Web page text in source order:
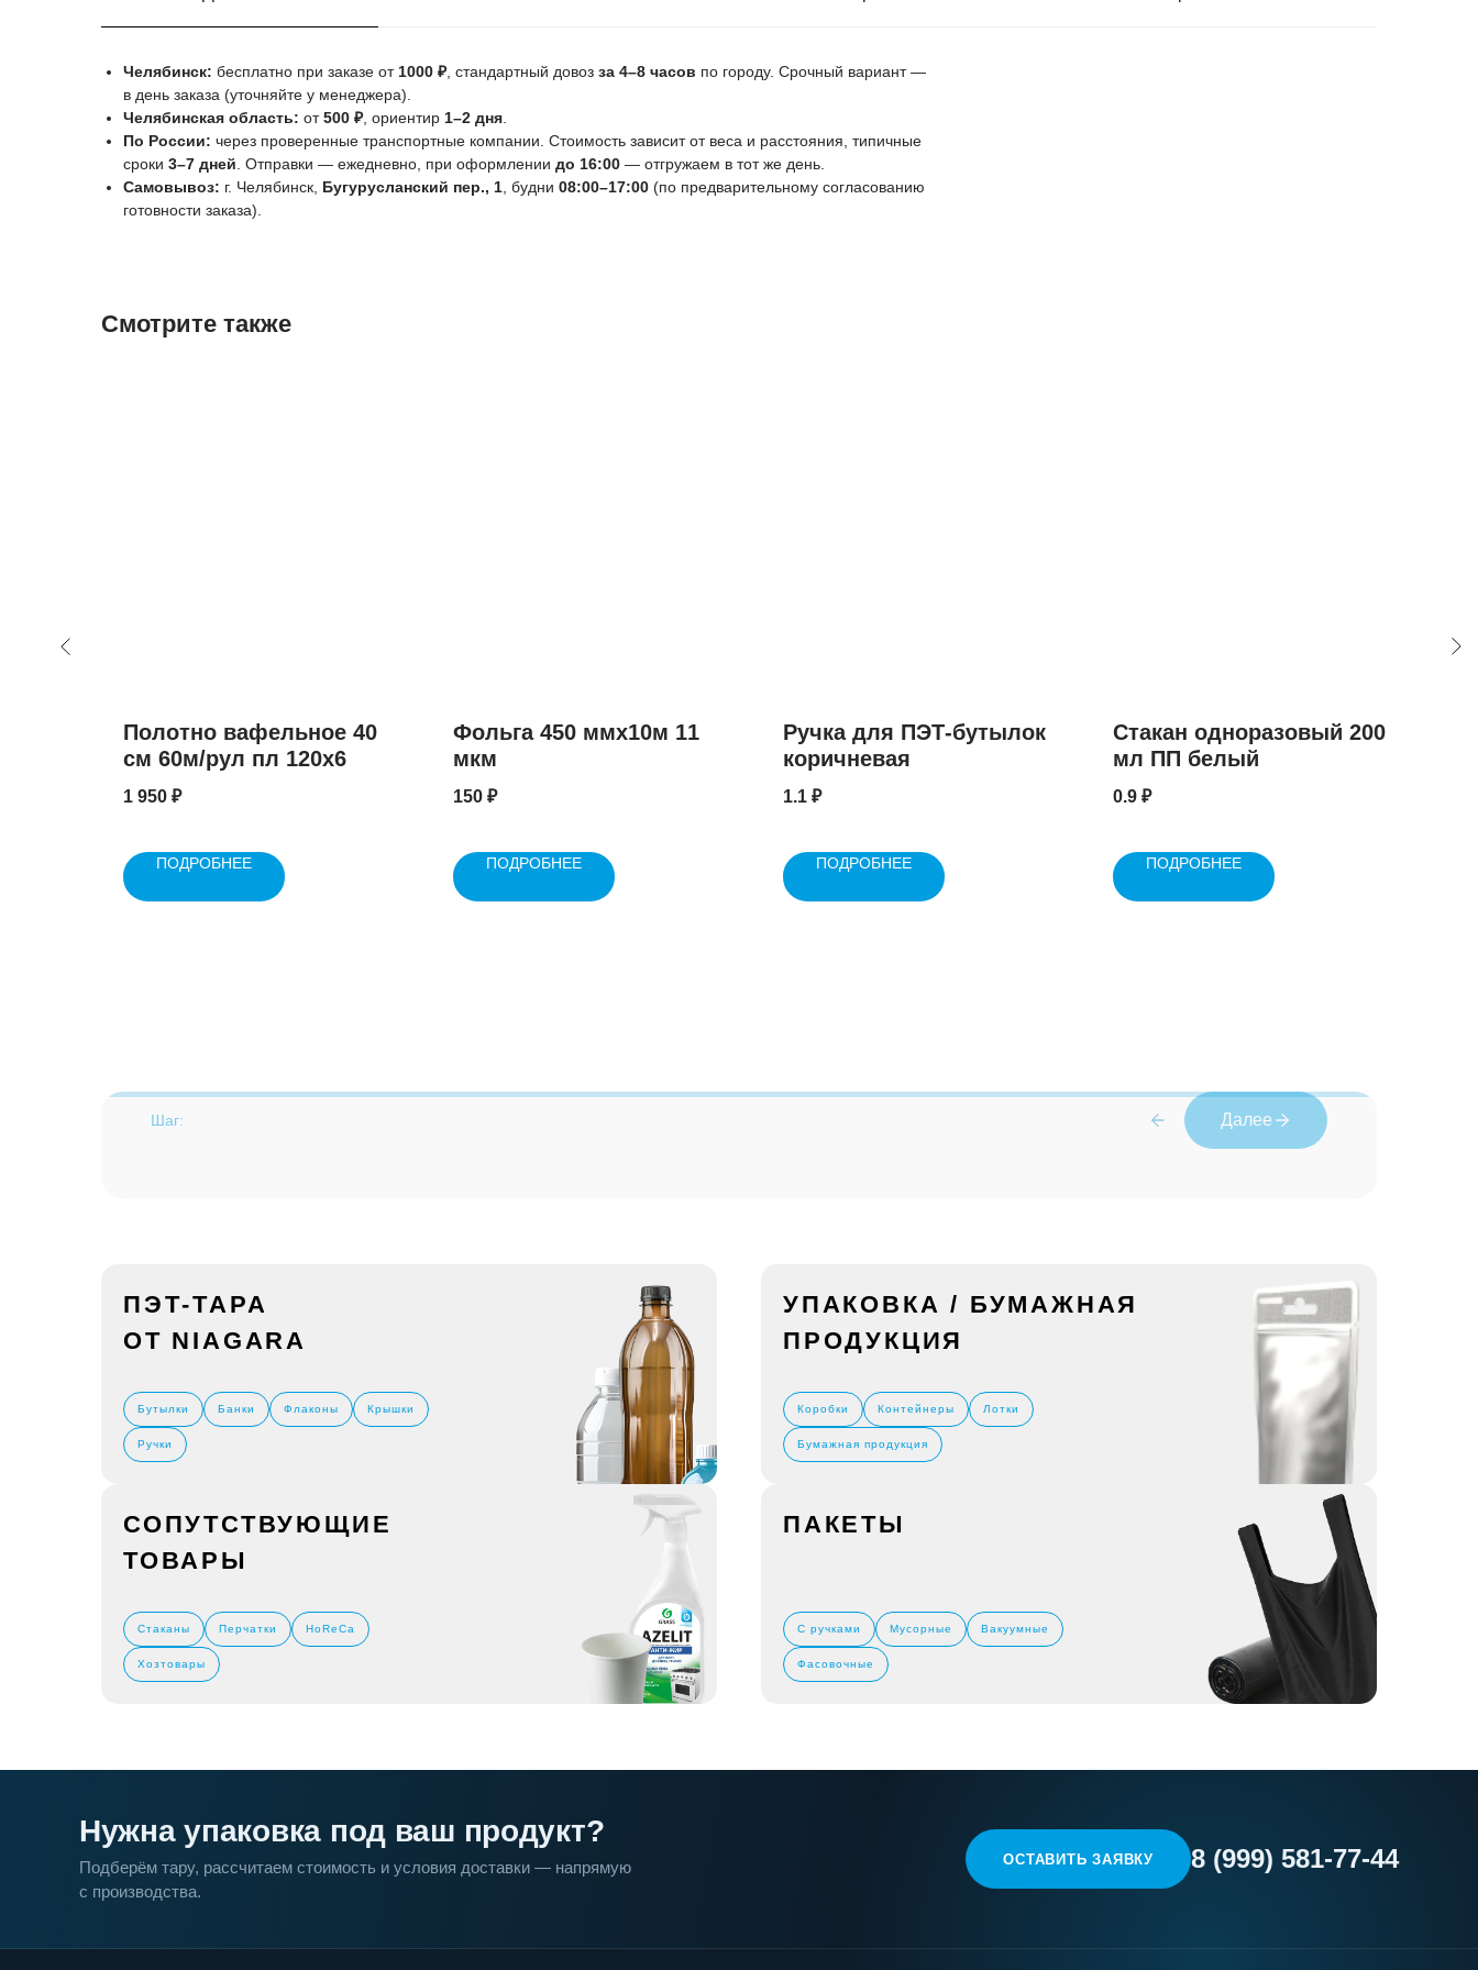
Челябинск: бесплатно при заказе от 1000 ₽, стандартный довоз за 4–8 часов по городу. Срочный вариант —
в день заказа (уточняйте у менеджера).
Челябинская область: от500 ₽, ориентир 1–2 дня
По России: через проверенные транспортные компании. Стоимость зависит от веса и расстояния, типичные
сроки 3–7 дней . Отправки — ежедневно, при оформлении до 16:00 — отгружаем в тот же день.
Самовывоз: г. Челябинск, Бугурусланский пер., 1 , будни 08:00–17:00 (по предварительному согласованию
готовности заказа).
Смотрите также
Полотно вафельное 40
см 60м/рул пл 120x6
1 950 ₽
ПОДРОБНЕЕ
Фольга 450 ммх10м 11
мкм
150 ₽
ПОДРОБНЕЕ
Ручка для ПЭТ-бутылок
коричневая
1.1 ₽
ПОДРОБНЕЕ
Стакан одноразовый 200
мл ПП белый
0.9 ₽
ПОДРОБНЕЕ
Шаг: Далее
ПЭТ-ТАРА
ОТ NIAGARA
Бутылки Банки Флаконы Крышки
Ручки
УПАКОВКА / БУМАЖНАЯ
ПРОДУКЦИЯ
Коробки Контейнеры Лотки
Бумажная продукция
СОПУТСТВУЮЩИЕ
ТОВАРЫ
Стаканы Перчатки HoReCa
Хозтовары
ПАКЕТЫ
С ручками Мусорные Вакуумные
Фасовочные
Нужна упаковка под ваш продукт?
Подберём тару, рассчитаем стоимость и условия доставки — напрямую
с производства.
ОСТАВИТЬ ЗАЯВКУ 8 (999) 581-77-44